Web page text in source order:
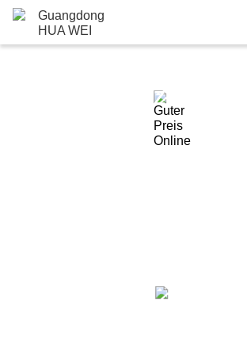
Einzelheiten Zu Den